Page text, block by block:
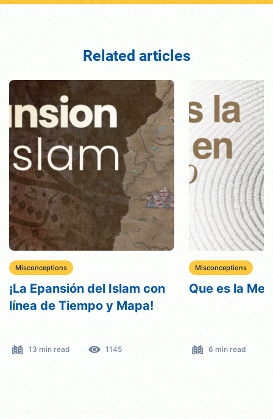
Related articles
Misconceptions
¡La Epansión del Islam con
línea de Tiempo y Mapa!
13 min read 1145
Misconceptions
Que es la
6 min read